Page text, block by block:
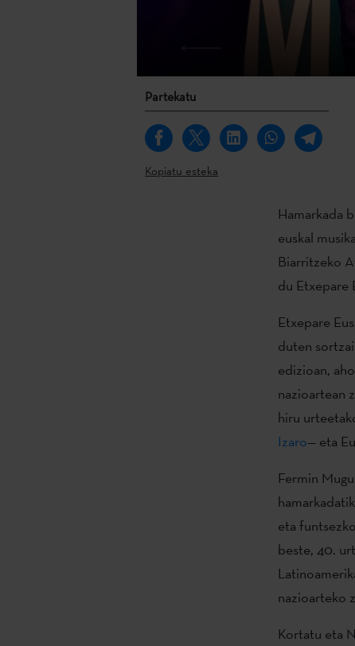
Partekatu
Kopiatu esteka
Hamarkada
euskal
Biarritzeko
du Etxepare
Etxepare
duten
edizioan,
nazioartean
hiru
Izaro— eta
Fermin
eta
beste, 40.
nazioarteko
Kortatu eta